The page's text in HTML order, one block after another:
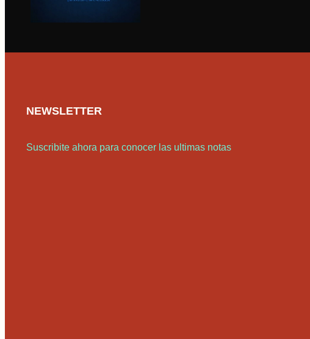
NEWSLETTER
Suscribite ahora para conocer las ultimas notas